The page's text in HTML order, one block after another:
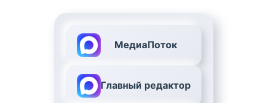
МедиаПоток
Главный редактор